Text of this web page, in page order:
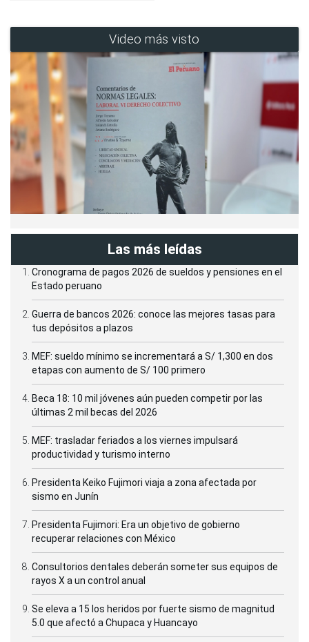
Video más visto
Las más leídas
Cronograma de pagos 2026 de sueldos y pensiones en el
Estado peruano
Guerra de bancos 2026: conoce las mejores tasas para
tus depósitos a plazos
MEF: sueldo mínimo se incrementará a S/ 1,300 en dos
etapas con aumento de S/ 100 primero
Beca 18: 10 mil jóvenes aún pueden competir por las
últimas 2 mil becas del 2026
MEF: trasladar feriados a los viernes impulsará
productividad y turismo interno
Presidenta Keiko Fujimori viaja a zona afectada por
sismo en Junín
Presidenta Fujimori: Era un objetivo de gobierno
recuperar relaciones con México
Consultorios dentales deberán someter sus equipos de
rayos X a un control anual
Se eleva a 15 los heridos por fuerte sismo de magnitud
5.0 que afectó a Chupaca y Huancayo